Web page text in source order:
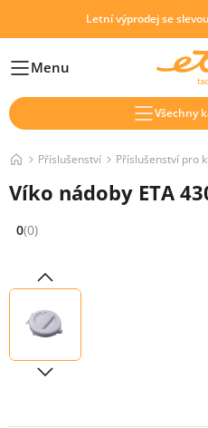
Letní výprodej se
HlavníMenu
Všechny
Příslušenství Příslušenství pro
Víko nádoby ETA
Hodnocení: 0 z 5 (0 recenzí)
0(0)